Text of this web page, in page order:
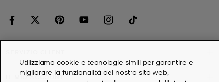
IL MIO ACCOUNT
Utilizziamo cookie e tecnologie simili per garantire e
migliorare la funzionalità del nostro sito web,